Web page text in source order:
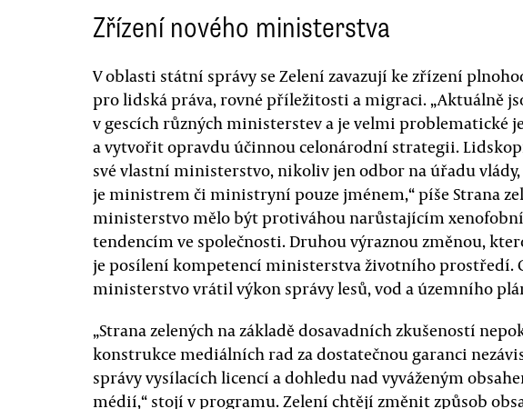
Zřízení nového ministerstva
V oblasti státní správy se Zelení zavazují ke zřízení
pro lidská práva, rovné příležitosti a migraci. „Aktuálně
v gescích různých ministerstev a je velmi problematické
a vytvořit opravdu účinnou celonárodní strategii.
své vlastní ministerstvo, nikoliv jen odbor na úřadu vlády,
je ministrem či ministryní pouze jménem,“ píše Strana
ministerstvo mělo být protiváhou narůstajícím
tendencím ve společnosti. Druhou výraznou změnou,
je posílení kompetencí ministerstva životního prostředí.
ministerstvo vrátil výkon správy lesů, vod a územního
„Strana zelených na základě dosavadních zkušeností
konstrukce mediálních rad za dostatečnou garanci
správy vysílacích licencí a dohledu nad vyváženým
médií,“ stojí v programu. Zelení chtějí změnit způsob